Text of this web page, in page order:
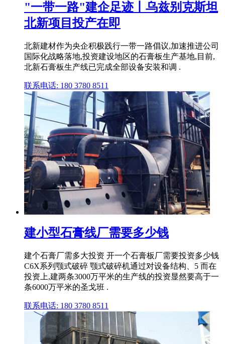
"一带一路"建企足迹丨乌兹别克斯坦
北新项目投产在即
北新建材作为央企积极践行一带一路倡议,加速推进公司
国际化战略落地,投资建设地区的石膏板生产基地,目前,
北新石膏板生产线已完成全部设备安装和调 .
联系电话: 180 3780 8511
建小型石膏线厂需要多少钱
建个石膏厂需多大投资 开一个石膏板厂需要投资多少钱
C6X系列颚式破碎 颚式破碎机通过对设备结构、5 而在
投资上,建两条3000万平米的生产线的投资显然要高于一
条6000万平米的圣戈班 .
联系电话: 180 3780 8511